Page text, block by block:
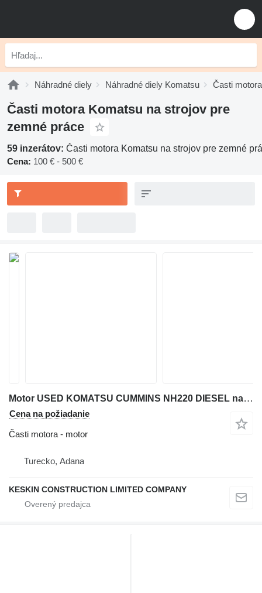
Náhradné diely Náhradné diely Komatsu Časti
Časti motora Komatsu na strojov pre
zemné práce
59 inzerátov: Časti motora Komatsu na strojov pre zemné
Cena: 100 € - 500 €
Motor USED KOMATSU CUMMINS NH220 DIESEL na buldozéra Komatsu
Cena na požiadanie
Časti motora - motor
Turecko, Adana
KESKIN CONSTRUCTION LIMITED COMPANY